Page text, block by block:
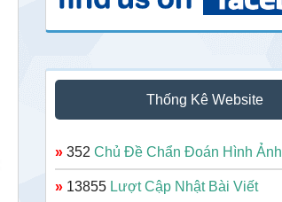
Thống Kê Website
» 352 Chủ Đề Chẩn Đoán Hình Ảnh
» 13855 Lượt Cập Nhật Bài Viết